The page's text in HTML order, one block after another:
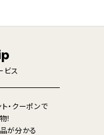
生活家電
ビス
・クーポンで
！
が分かる